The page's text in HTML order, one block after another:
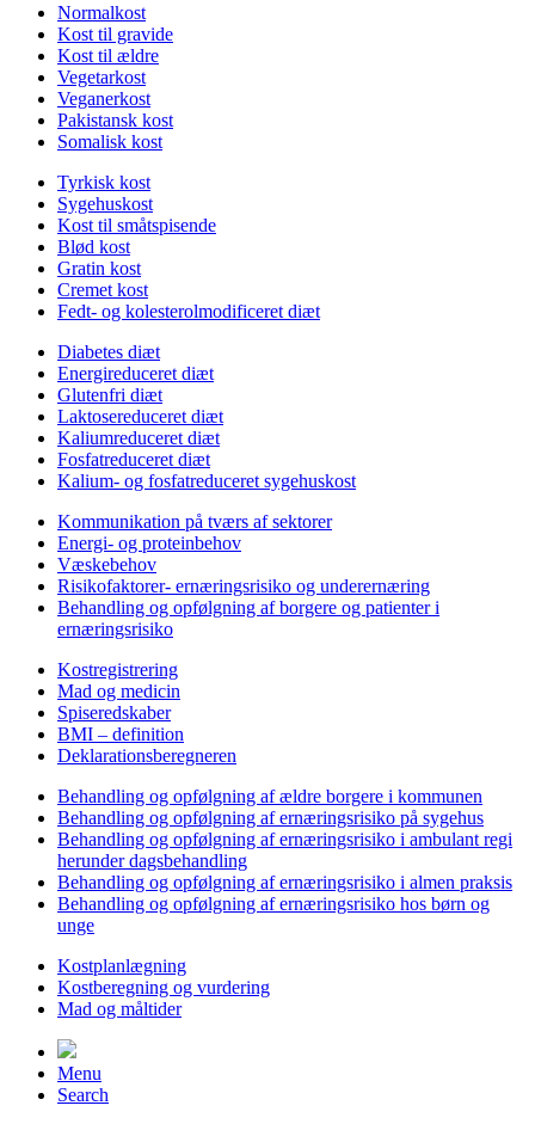
Normalkost
Kost til gravide
Kost til ældre
Vegetarkost
Veganerkost
Pakistansk kost
Somalisk kost
Tyrkisk kost
Sygehuskost
Kost til småtspisende
Blød kost
Gratin kost
Cremet kost
Fedt- og kolesterolmodificeret diæt
Diabetes diæt
Energireduceret diæt
Glutenfri diæt
Laktosereduceret diæt
Kaliumreduceret diæt
Fosfatreduceret diæt
Kalium- og fosfatreduceret sygehuskost
Kommunikation på tværs af sektorer
Energi- og proteinbehov
Væskebehov
Risikofaktorer- ernæringsrisiko og underernæring
Behandling og opfølgning af borgere og patienter i
ernæringsrisiko
Kostregistrering
Mad og medicin
Spiseredskaber
BMI – definition
Deklarationsberegneren
Behandling og opfølgning af ældre borgere i kommunen
Behandling og opfølgning af ernæringsrisiko på sygehus
Behandling og opfølgning af ernæringsrisiko i ambulant regi
herunder dagsbehandling
Behandling og opfølgning af ernæringsrisiko i almen praksis
Behandling og opfølgning af ernæringsrisiko hos børn og
unge
Kostplanlægning
Kostberegning og vurdering
Mad og måltider
Menu
Search